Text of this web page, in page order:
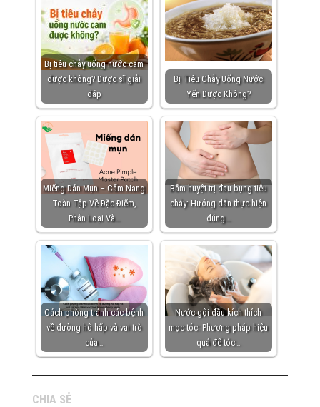
Bị tiêu chảy uống nước cam
được không? Dược sĩ giải
đáp
Bị Tiêu Chảy Uống Nước
Yến Được Không?
Miếng Dán Mụn – Cẩm Nang
Toàn Tập Về Đặc Điểm,
Phân Loại Và…
Bấm huyệt trị đau bụng tiêu
chảy: Hướng dẫn thực hiện
đúng…
Cách phòng tránh các bệnh
về đường hô hấp và vai trò
của…
Nước gội đầu kích thích
mọc tóc: Phương pháp hiệu
quả để tóc…
CHIA SẺ